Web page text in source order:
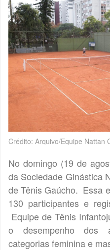
Crédito: Arquivo/Equipe Nattan
No domingo (19 de
da Sociedade Ginástica
de Tênis Gaúcho. Essa
130 participantes e
Equipe de Tênis
o desempenho dos
categorias feminina e